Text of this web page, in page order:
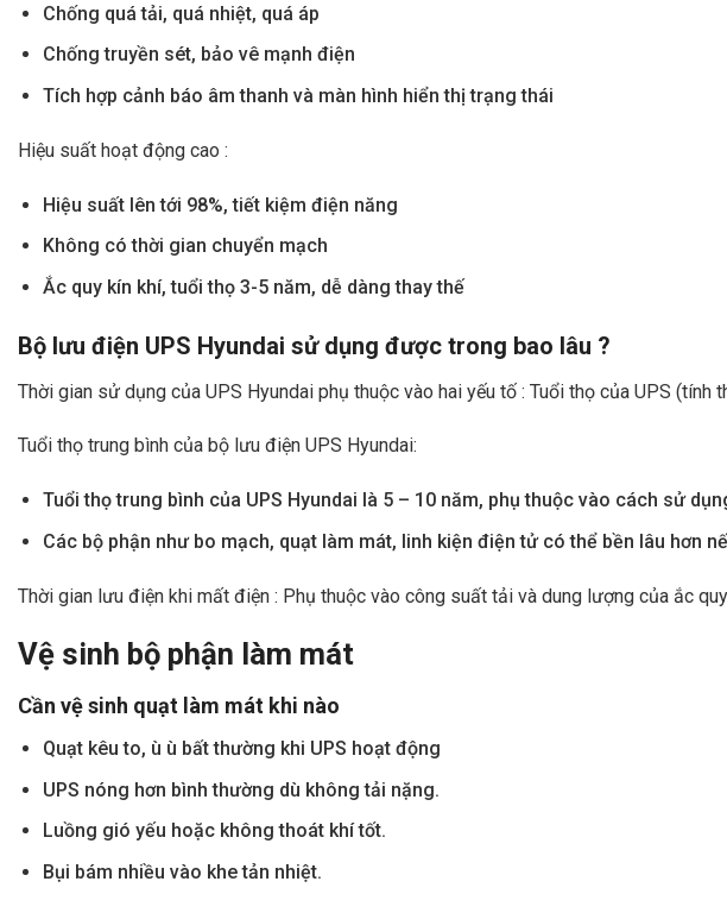
Chống quá tải, quá nhiệt, quá áp
Chống truyền sét, bảo vê mạnh điện
Tích hợp cảnh báo âm thanh và màn hình hiển thị trạng thái
Hiệu suất hoạt động cao :
Hiệu suất lên tới 98%, tiết kiệm điện năng
Không có thời gian chuyển mạch
Ắc quy kín khí, tuổi thọ 3-5 năm, dễ dàng thay thế
Bộ lưu điện UPS Hyundai sử dụng được trong bao lâu ?
Thời gian sử dụng của UPS Hyundai phụ thuộc vào hai yếu tố : Tuổi thọ của UPS
Tuổi thọ trung bình của bộ lưu điện UPS Hyundai:
Tuổi thọ trung bình của UPS Hyundai là 5 – 10 năm, phụ thuộc vào cách sử
Các bộ phận như bo mạch, quạt làm mát, linh kiện điện tử có thể bền lâu hơn
Thời gian lưu điện khi mất điện : Phụ thuộc vào công suất tải và dung lượng của ắc
Vệ sinh bộ phận làm mát
Cần vệ sinh quạt làm mát khi nào
Quạt kêu to, ù ù bất thường khi UPS hoạt động
UPS nóng hơn bình thường dù không tải nặng.
Luồng gió yếu hoặc không thoát khí tốt.
Bụi bám nhiều vào khe tản nhiệt.